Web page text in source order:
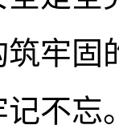
牢固
不忘